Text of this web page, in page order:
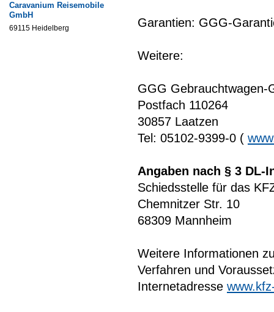
Caravanium Reisemobile
GmbH
69115 Heidelberg Garantien: GGG-
Weitere:
GGG Gebrauchtwagen-
Postfach 110264
30857 Laatzen
Tel: 05102-9399-0 (
Angaben nach § 3 DL-
Schiedsstelle für das
Chemnitzer Str. 10
68309 Mannheim
Weitere Informationen
Verfahren und
Internetadresse